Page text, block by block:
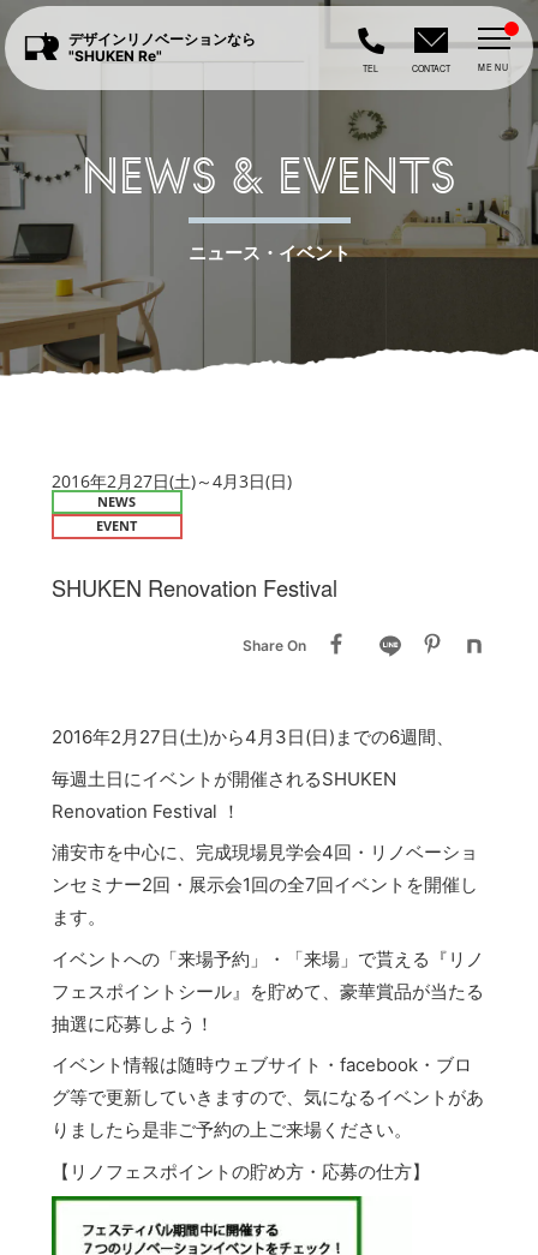
デザインリノベーションなら
"SHUKEN Re"
TEL CONTACT MENU
NEWS & EVENTS
ニュース・イベント
2016年2月27日(土)～4月3日(日)
NEWS
EVENT
SHUKEN Renovation Festival
Share On
2016年2月27日(土)から4月3日(日)までの6週間、
毎週土日にイベントが開催されるSHUKEN
Renovation Festival ！
浦安市を中心に、完成現場見学会4回・リノベーショ
ンセミナー2回・展示会1回の全7回イベントを開催し
ます。
イベントへの「来場予約」・「来場」で貰える『リノ
フェスポイントシール』を貯めて、豪華賞品が当たる
抽選に応募しよう！
イベント情報は随時ウェブサイト・facebook・ブロ
グ等で更新していきますので、気になるイベントがあ
りましたら是非ご予約の上ご来場ください。
【リノフェスポイントの貯め方・応募の仕方】